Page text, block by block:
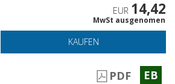
EUR 14,42
MwSt ausgenomen
KAUFEN
PDF EB